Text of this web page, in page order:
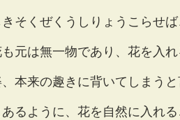
そくぜくうしりょうこらせ
元は無一物であり、花を入
本来の趣きに背いてしまうと
るように、花を自然に入れ